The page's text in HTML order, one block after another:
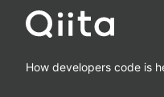
How developers code is